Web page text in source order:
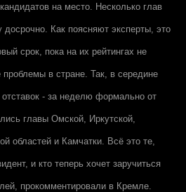
на место. Несколько глав
досрочно. Как поясняют эксперты, это
срок, пока на их рейтингах не
проблемы в стране. Так, в середине
- за неделю формально от
главы Омской, Иркутской,
областей и Камчатки. Всё это те,
и кто теперь хочет заручиться
прокомментировали в Кремле.